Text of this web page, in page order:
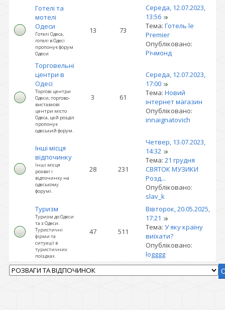
Готелі та
мотелі
Одеси
Готелі Одеса,
готелі в Одесі
пропонує форум
Одеси
13 73
Середа, 12.07.2023,
13:56
Тема: Готель le
Premier
Опубліковано:
Річмонд
Торговельні
центри в
Одесі
Торгові центри
Одеси, торгово-
виставкові
центри місто
Одеса, цей розділ
пропонує
одеський форум.
3 61
Середа, 12.07.2023,
17:00
Тема: Новий
інтернет магазин
Опубліковано:
innaignatovich
Інші місця
відпочинку
Інші місця
розваг і
відпочинку на
одеському
форумі.
28 231
Четвер, 13.07.2023,
14:32
Тема: 21 грудня
СВЯТОК МУЗИКИ
Розд...
Опубліковано:
slav_k
Туризм
Туризм до Одеси
та з Одеси.
Туристичні
фірми та
ситуації в
туристичних
поїздках.
47 511
Вівторок, 20.05.2025,
17:21
Тема: У яку країну
виїхати?
Опубліковано:
logggg